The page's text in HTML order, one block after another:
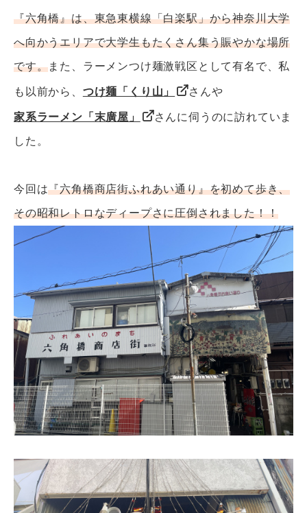
『六角橋』は、東急東横線「白楽駅」から神奈川大学
へ向かうエリアで大学生もたくさん集う賑やかな場所
です。また、ラーメンつけ麺激戦区として有名で、私
も以前から、 つけ麺「くり山」 さんや
家系ラーメン「末廣屋」 さんに伺うのに訪れていま
した。
今回は『六角橋商店街ふれあい通り』を初めて歩き、
その昭和レトロなディープさに圧倒されました！！